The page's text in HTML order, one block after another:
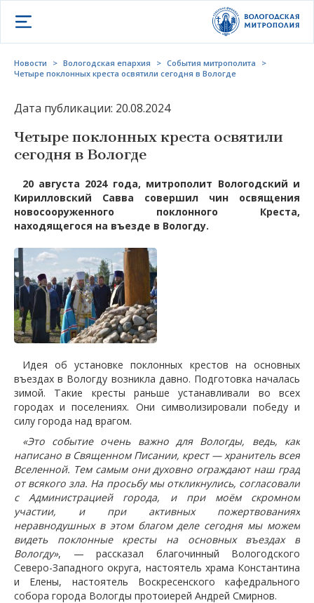
Открыть меню
Новости > Вологодская епархия > События митрополита
>
Четыре поклонных креста освятили сегодня в Вологде
Дата публикации: 20.08.2024
Четыре поклонных креста освятили
сегодня в Вологде
20 августа 2024 года, митрополит Вологодский и
Кирилловский Савва совершил чин освящения
новосооруженного поклонного Креста,
находящегося на въезде в Вологду.
Идея об установке поклонных крестов на основных
въездах в Вологду возникла давно. Подготовка началась
зимой. Такие кресты раньше устанавливали во всех
городах и поселениях. Они символизировали победу и
силу города над врагом.
«Это событие очень важно для Вологды, ведь, как
написано в Священном Писании, крест — хранитель всея
Вселенной. Тем самым они духовно ограждают наш град
от всякого зла. На просьбу мы откликнулись, согласовали
с Администрацией города, и при моём скромном
участии, и при активных пожертвованиях
неравнодушных в этом благом деле сегодня мы можем
видеть поклонные кресты на основных въездах в
Вологду», — рассказал благочинный Вологодского
Северо-Западного округа, настоятель храма Константина
и Елены, настоятель Воскресенского кафедрального
собора города Вологды протоиерей Андрей Смирнов.